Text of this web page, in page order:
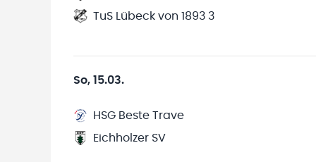
TuS Lübeck von 1893 3
So, 15.03.
HSG Beste Trave
Eichholzer SV